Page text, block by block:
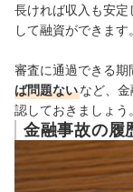
長ければ収入も安
して融資ができます。
審査に通過できる期
ば問題ないなど、
認しておきましょう。
金融事故の履